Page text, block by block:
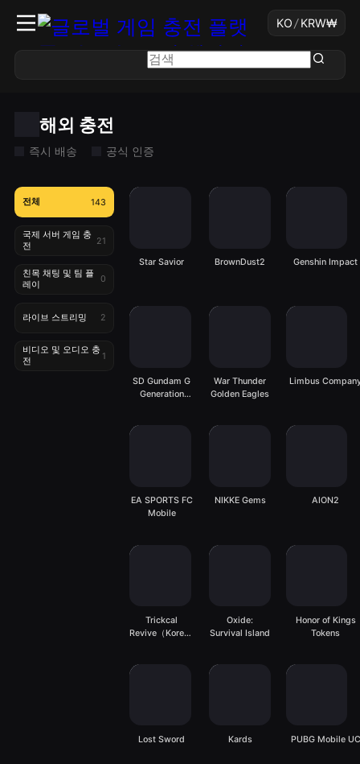
KO/ KRW₩
해외 충전
즉시 배송 공식 인증
전체 143
국제 서버 게임 충
전
21
친목 채팅 및 팀 플
레이
0
라이브 스트리밍 2
비디오 및 오디오 충
전
1
Star Savior BrownDust2 Genshin Impact
SD Gundam G
Generation
War Thunder
Golden Eagles
Limbus
EA SPORTS FC
Mobile
NIKKE Gems AION2
Trickcal
Revive（Korean
Oxide:
Survival Island
Honor of Kings
Tokens
Lost Sword Kards PUBG Mobile UC